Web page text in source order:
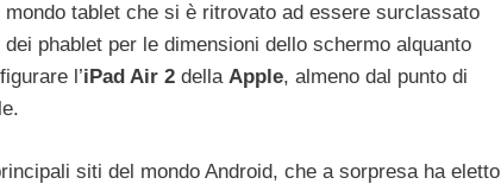
tablet che si è ritrovato ad essere surclassato
phablet per le dimensioni dello schermo alquanto
l’iPad Air 2 della Apple, almeno dal punto di
siti del mondo Android, che a sorpresa ha eletto